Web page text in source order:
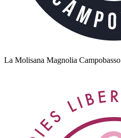
La Molisana Magnolia Campobasso